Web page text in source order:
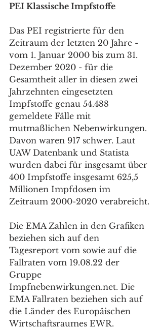
PEI Klassische Impfstoffe
Das PEI registrierte für den
Zeitraum der letzten 20 Jahre -
vom 1. Januar 2000 bis zum 31.
Dezember 2020 - für die
Gesamtheit aller in diesen zwei
Jahrzehnten eingesetzten
Impfstoffe genau 54.488
gemeldete Fälle mit
mutmaßlichen Nebenwirkungen.
Davon waren 917 schwer. Laut
UAW Datenbank und Statista
wurden dabei für insgesamt über
400 Impfstoffe insgesamt 625,5
Millionen Impfdosen im
Zeitraum 2000-2020 verabreicht.
Die EMA Zahlen in den Grafiken
beziehen sich auf den
Tagesreport vom sowie auf die
Fallraten vom 19.08.22 der
Gruppe
Impfnebenwirkungen.net. Die
EMA Fallraten beziehen sich auf
die Länder des Europäischen
Wirtschaftsraumes EWR.